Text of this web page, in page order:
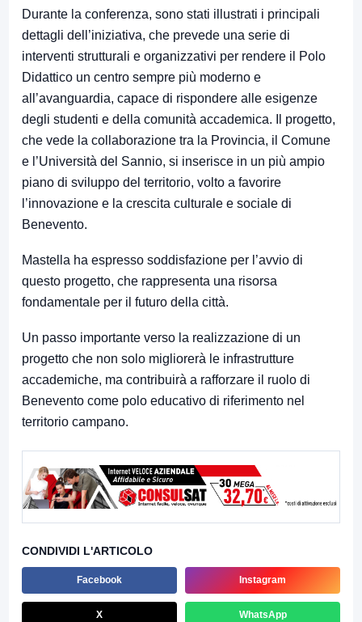
Durante la conferenza, sono stati illustrati i principali
dettagli dell’iniziativa, che prevede una serie di
interventi strutturali e organizzativi per rendere il Polo
Didattico un centro sempre più moderno e
all’avanguardia, capace di rispondere alle esigenze
degli studenti e della comunità accademica. Il progetto,
che vede la collaborazione tra la Provincia, il Comune
e l’Università del Sannio, si inserisce in un più ampio
piano di sviluppo del territorio, volto a favorire
l’innovazione e la crescita culturale e sociale di
Benevento.
Mastella ha espresso soddisfazione per l’avvio di
questo progetto, che rappresenta una risorsa
fondamentale per il futuro della città.
Un passo importante verso la realizzazione di un
progetto che non solo migliorerà le infrastrutture
accademiche, ma contribuirà a rafforzare il ruolo di
Benevento come polo educativo di riferimento nel
territorio campano.
CONDIVIDI L'ARTICOLO
Facebook Instagram
X WhatsApp